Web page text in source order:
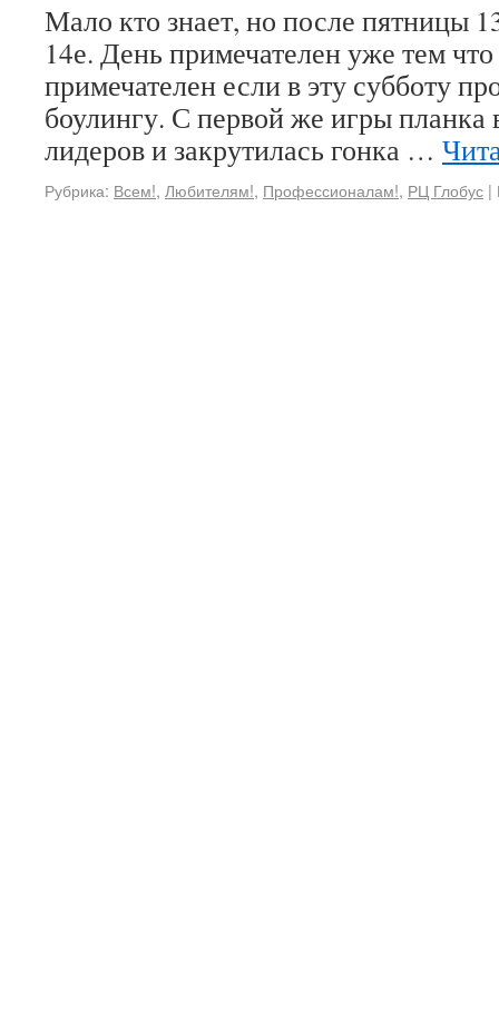
Мало кто знает, но после пятницы
14е. День примечателен уже тем
примечателен если в эту субботу
боулингу. С первой же игры планка
лидеров и закрутилась гонка …
Рубрика: Всем!, Любителям!, Профессионалам!, РЦ Глобус |